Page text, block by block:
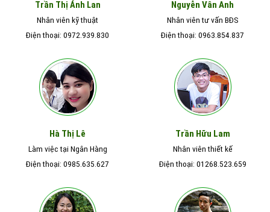
Trần Thị Ánh Lan
Nhân viên kỹ thuật
Điện thoại: 0972.939.830
Nguyễn Vân Anh
Nhân viên tư vấn BĐS
Điện thoại: 0963.854.837
Hà Thị Lê
Làm việc tại Ngân Hàng
Điện thoại: 0985.635.627
Trần Hữu Lam
Nhân viên thiết kế
Điện thoại: 01268.523.659